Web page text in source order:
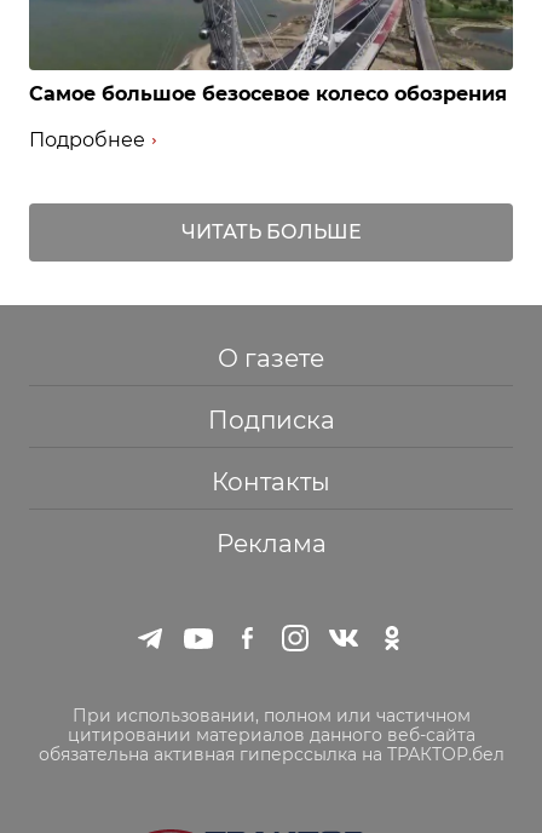
Самое большое безосевое колесо обозрения
Подробнее
ЧИТАТЬ БОЛЬШЕ
О газете
Подписка
Контакты
Реклама
При использовании, полном или частичном
цитировании материалов данного веб-сайта
обязательна активная гиперссылка на ТРАКТОР.бел